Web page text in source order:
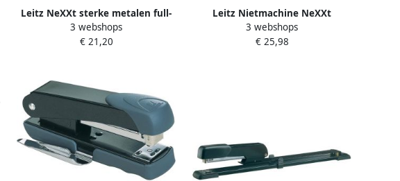
Leitz NeXXt sterke metalen full-
strip nietmachine niet 40 vel
voor P4 nietjes 24 8 en 26 8 zwart
3 webshops
€ 21,20
Leitz Nietmachine NeXXt
softpress flat clinch 30 vel zwart
3 webshops
€ 25,98